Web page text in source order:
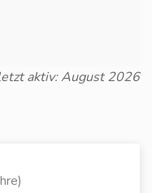
aktiv: August 2026